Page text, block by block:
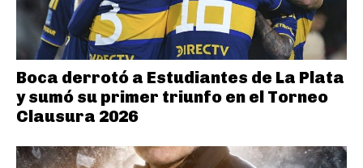
Boca derrotó a Estudiantes de La Plata
y sumó su primer triunfo en el Torneo
Clausura 2026